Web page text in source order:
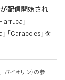
が配信開始され
」
」「Caracoles」を
バイオリン）の参